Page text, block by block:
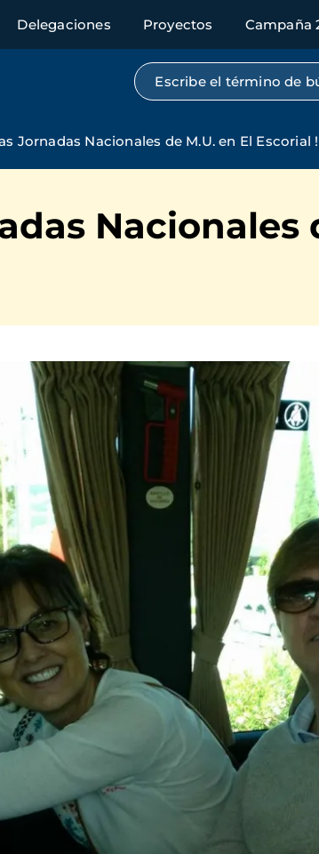
Delegaciones Proyectos Campaña
Búsqueda por texto
Jornadas Nacionales de M.U. en El Escorial
Nacionales